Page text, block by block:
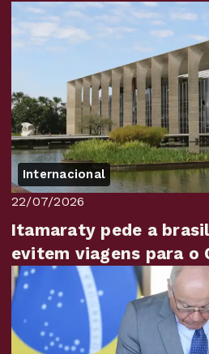
Internacional
22/07/2026
Itamaraty pede a
evitem viagens para o